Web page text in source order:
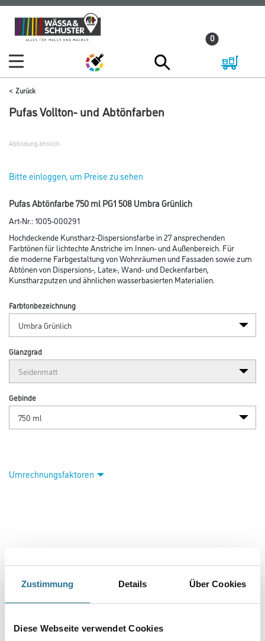
Zustimmung Details Über Cookies
Diese Webseite verwendet Cookies
Zum
Inhalt
Zum
Navigationsmenü
0
Zurück
Pufas Vollton- und Abtönfarben
Abbildung ähnlich
Bitte einloggen, um Preise zu sehen
Pufas Abtönfarbe 750 ml PG1 508 Umbra Grünlich
Art-Nr.:1005-000291
Hochdeckende Kunstharz-Dispersionsfarbe in 27 ansprechenden
Farbtönen für lichtechte Anstriche im Innen- und Außenbereich. Für
die moderne Farbgestaltung von Wohnräumen und Fassaden sowie zum
Abtönen von Dispersions-, Latex-, Wand- und Deckenfarben,
Kunstharzputzen und ähnlichen wasserbasierten Materialien.
Farbtonbezeichnung
Glanzgrad
Gebinde
Umrechnungsfaktoren
PRODUKTEIGENSCHAFTEN